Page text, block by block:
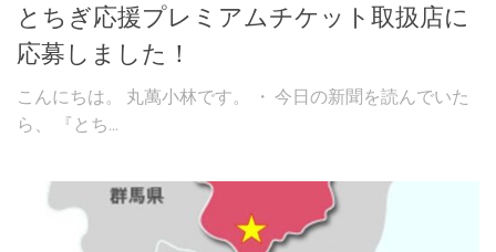
とちぎ応援プレミアムチケット取扱店に
応募しました！
こんにちは。 丸萬小林です。 ・ 今日の新聞を読んでいた
ら、 『とち...